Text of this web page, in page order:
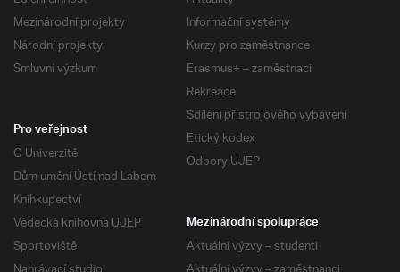
Mezinárodní projekty
Národní projekty
Smluvní výzkum
Informační systémy
Kurzy pro zaměstnance
Erasmus+ – zaměstnaci
Rekreace
Sdílení přístrojového vybavení
Etický kodex
Odbory UJEP
Pro veřejnost
O Univerzitě
Dům umění Ústí nad Labem
Knihkupectví
Vědecká knihovna UJEP
Sportoviště
Mezinárodní spolupráce
Aktuální výzvy – studenti